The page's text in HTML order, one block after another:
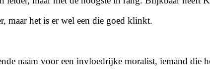
maar het is er wel een die goed klinkt.
naam voor een invloedrijke moralist, iemand die